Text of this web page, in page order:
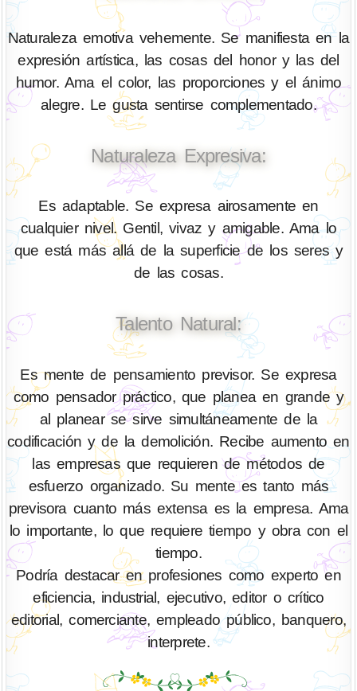
Naturaleza emotiva vehemente. Se manifiesta en la
expresión artística, las cosas del honor y las del
humor. Ama el color, las proporciones y el ánimo
alegre. Le gusta sentirse complementado.
Naturaleza Expresiva:
Es adaptable. Se expresa airosamente en
cualquier nivel. Gentil, vivaz y amigable. Ama lo
que está más allá de la superficie de los seres y
de las cosas.
Talento Natural:
Es mente de pensamiento previsor. Se expresa
como pensador práctico, que planea en grande y
al planear se sirve simultáneamente de la
codificación y de la demolición. Recibe aumento en
las empresas que requieren de métodos de
esfuerzo organizado. Su mente es tanto más
previsora cuanto más extensa es la empresa. Ama
lo importante, lo que requiere tiempo y obra con el
tiempo.
Podría destacar en profesiones como experto en
eficiencia, industrial, ejecutivo, editor o crítico
editorial, comerciante, empleado público, banquero,
interprete.